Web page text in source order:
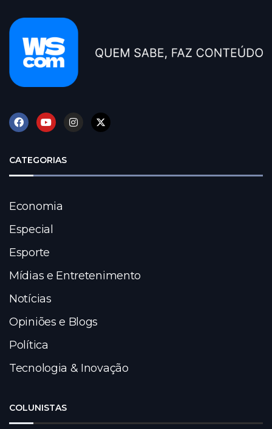
CATEGORIAS
Economia
Especial
Esporte
Mídias e Entretenimento
Notícias
Opiniões e Blogs
Política
Tecnologia & Inovação
COLUNISTAS